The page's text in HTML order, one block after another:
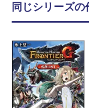
同じシリーズの